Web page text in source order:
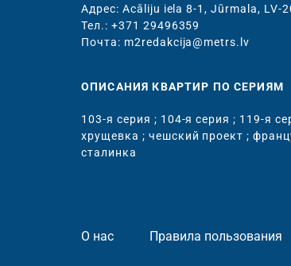
Адрес: Acāliju iela 8-1, Jūrmala, LV-
Тел.: +371 29496359
Почта: m2redakcija@metrs.lv
ОПИСАНИЯ КВАРТИР ПО СЕРИЯМ
103-я серия ; 104-я серия ; 119-я
хрущевка ; чешский проект ;
сталинка
О нас Правила пользования